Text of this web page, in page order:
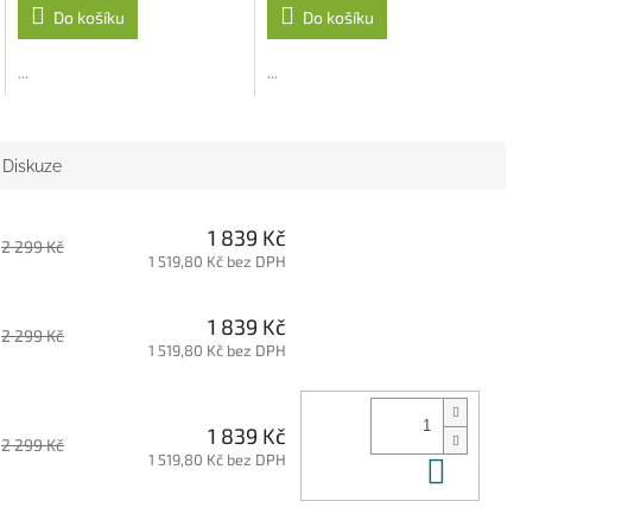
Do košíku
...
Do košíku
...
Diskuze
2 299 Kč 1 839 Kč
1 519,80 Kč bez DPH
2 299 Kč 1 839 Kč
1 519,80 Kč bez DPH
2 299 Kč 1 839 Kč
1 519,80 Kč bez DPH